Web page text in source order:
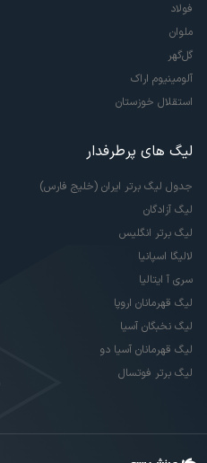
فولاد
ملوان
گل‌گهر
آلومینیوم اراک
استقلال خوزستان
لیگ های پرطرفدار
جدول لیگ برتر ایران (خلیج فارس)
لیگ آزادگان
لیگ برتر انگلیس
لالیگا اسپانیا
سری آ ایتالیا
لیگ قهرمانان اروپا
لیگ نخبگان آسیا
لیگ قهرمانان آسیا دو
لیگ برتر فوتسال